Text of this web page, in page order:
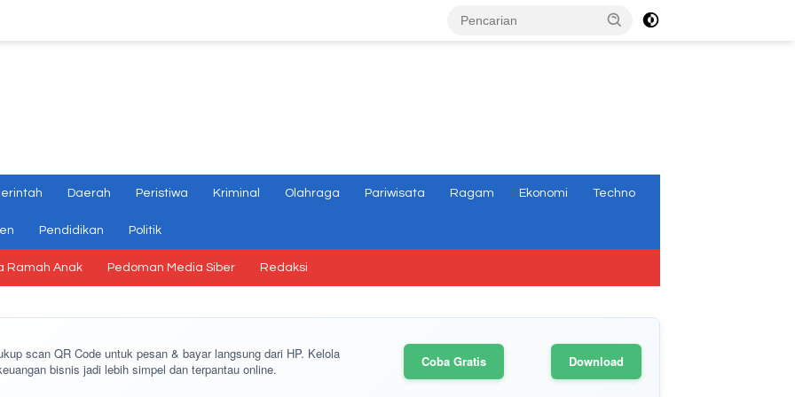
Daerah Peristiwa Kriminal Olahraga Pariwisata Ragam Ekonomi Techno
Pendidikan Politik
Ramah Anak Pedoman Media Siber Redaksi
scan QR Code untuk pesan & bayar langsung dari HP. Kelola
bisnis jadi lebih simpel dan terpantau online.
Coba Gratis Download